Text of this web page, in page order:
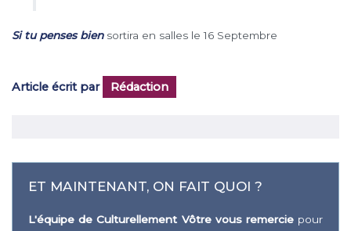
Si tu penses biensortira en salles le 16 Septembre
Article écrit par Rédaction
ET MAINTENANT, ON FAIT QUOI ?
L'équipe de Culturellement Vôtre vous remerciepour